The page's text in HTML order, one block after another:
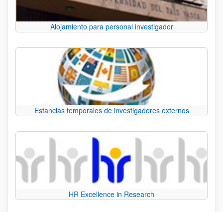
Alojamiento para personal investigador
Estancias temporales de investigadores externos
HR Excellence in Research